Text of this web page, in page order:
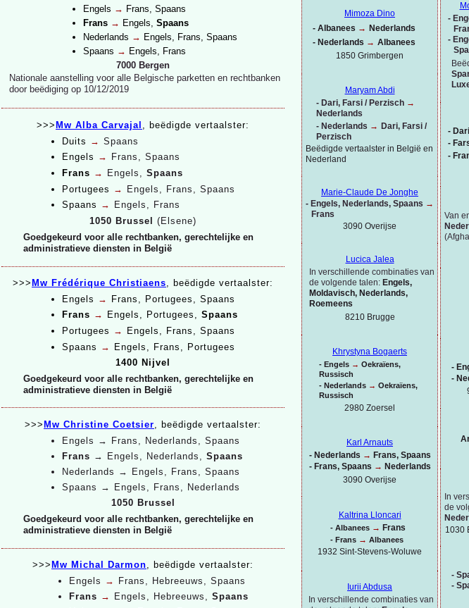
-
-
-
-
-
Van
-
-
In
de
1030
-
-
Mimoza Dino
- Albanees → Nederlands
- Nederlands → Albanees
1850 Grimbergen
Maryam Abdi
- Dari, Farsi / Perzisch →
Nederlands
- Nederlands → Dari, Farsi /
Perzisch
Beëdigde vertaalster in België en
Nederland
Marie-Claude De Jonghe
- Engels, Nederlands, Spaans →
Frans
3090 Overijse
Lucica Jalea
In verschillende combinaties van
de volgende talen: Engels,
Moldavisch, Nederlands,
Roemeens
8210 Brugge
Khrystyna Bogaerts
- Engels → Oekraïens,
Russisch
- Nederlands → Oekraïens,
Russisch
2980 Zoersel
Karl Arnauts
- Nederlands → Frans, Spaans
- Frans, Spaans → Nederlands
3090 Overijse
Kaltrina Lloncari
- Albanees → Frans
- Frans → Albanees
1932 Sint-Stevens-Woluwe
Iurii Abdusa
In verschillende combinaties van
Engels → Frans, Spaans
Frans → Engels, Spaans
Nederlands → Engels, Frans, Spaans
Spaans → Engels, Frans
7000 Bergen
Nationale aanstelling voor alle Belgische parketten en rechtbanken
door beëdiging op 10/12/2019
>>> Mw Alba Carvajal , beëdigde vertaalster:
Duits → Spaans
Engels →
Frans, Spaans
Frans → Engels, Spaans
Portugees →
Engels, Frans, Spaans
Spaans →
Engels, Frans
1050 Brussel (Elsene)
Goedgekeurd voor alle rechtbanken, gerechtelijke en
administratieve diensten in België
>>> Mw Frédérique Christiaens, beëdigde vertaalster:
Engels → Frans, Portugees, Spaans
Frans → Engels, Portugees, Spaans
Portugees →
Engels, Frans, Spaans
Spaans →
Engels, Frans, Portugees
1400 Nijvel
Goedgekeurd voor alle rechtbanken, gerechtelijke en
administratieve diensten in België
>>> Mw Christine Coetsier, beëdigde vertaalster:
Engels → Frans, Nederlands, Spaans
Frans → Engels, Nederlands, Spaans
Nederlands → Engels, Frans, Spaans
Spaans → Engels, Frans, Nederlands
1050 Brussel
Goedgekeurd voor alle rechtbanken, gerechtelijke en
administratieve diensten in België
>>> Mw Michal Darmon, beëdigde vertaalster:
Engels → Frans, Hebreeuws, Spaans
Frans → Engels, Hebreeuws, Spaans